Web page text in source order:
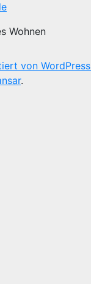
Wohnen
von WordPress
.